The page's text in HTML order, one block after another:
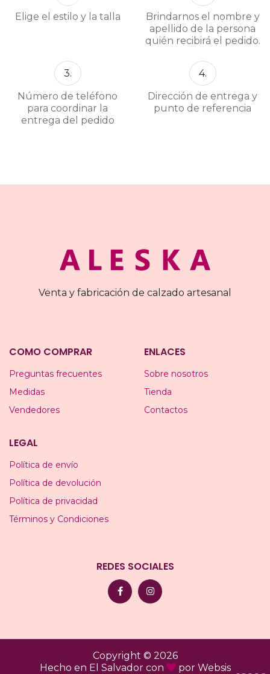
Elige el estilo y la talla
Brindarnos el nombre y
apellido de la persona
quién recibirá el pedido.
3.
Número de teléfono
para coordinar la
entrega del pedido
4.
Dirección de entrega y
punto de referencia
Venta y fabricación de calzado artesanal
COMO COMPRAR
Preguntas frecuentes
Medidas
Vendedores
ENLACES
Sobre nosotros
Tienda
Contactos
LEGAL
Política de envío
Política de devolución
Política de privacidad
Términos y Condiciones
REDES SOCIALES
Copyright © 2026
Hecho en El Salvador con
por Websis